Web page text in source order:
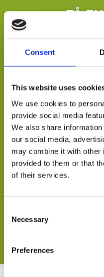
Consent
This website uses
We use cookies to
provide social media
We also share
our social media,
may combine it with other
provided to them or that
of their services.
Selection
Necessary
Preferences
FÅ
Ønsker du en pris på din
give os et kald eller
gerne for at får en god
dig en rimelig pris.